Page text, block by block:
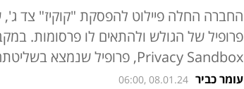
החברה החלה פיילוט להפסקת "קוקיז" צד ג',
פרופיל של הגולש ולהתאים לו פרסומות.
Privacy Sandbox, פרופיל שנמצא בשליטתה המלאה
עומר כביר 06:00, 08.01.24